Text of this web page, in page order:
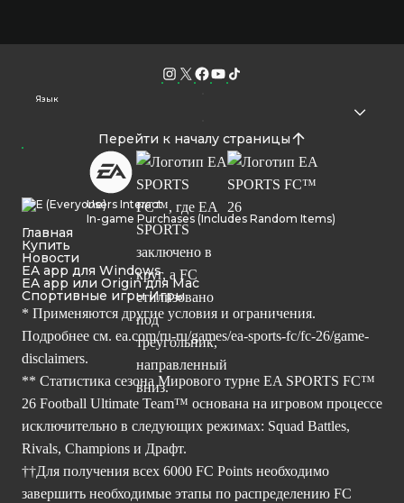
Язык
Перейти к началу страницы
Users Interact
In-game Purchases (Includes Random Items)
Главная
Купить
Новости
EA app для Windows
EA app или Origin для Mac
Спортивные игры Игры
* Применяются другие условия и ограничения.
Подробнее см. ea.com/ru-ru/games/ea-sports-fc/fc-26/game-
disclaimers.
** Статистика сезона Мирового турне EA SPORTS FC™
26 Football Ultimate Team™ основана на игровом процессе
исключительно в следующих режимах: Squad Battles,
Rivals, Champions и Драфт.
††Для получения всех 6000 FC Points необходимо
завершить необходимые этапы по распределению FC